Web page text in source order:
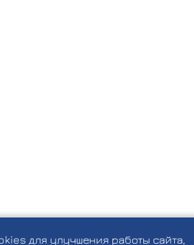
для улучшения работы сайта,